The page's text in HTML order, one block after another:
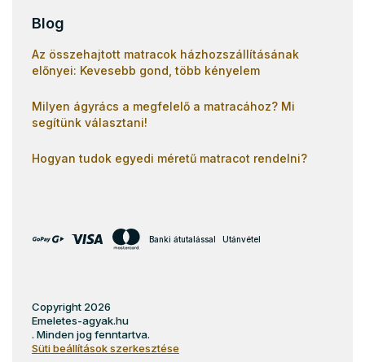
Blog
Az összehajtott matracok házhozszállításának
előnyei: Kevesebb gond, több kényelem
Milyen ágyrács a megfelelő a matracához? Mi
segítünk választani!
Hogyan tudok egyedi méretű matracot rendelni?
Banki átutalással Utánvétel
Copyright 2026
Emeletes-agyak.hu
. Minden jog fenntartva.
Süti beállítások szerkesztése